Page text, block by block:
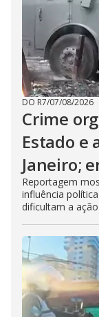
DO R7/07/08/2026
Crime
Estado e
Janeiro;
Reportagem
influência
dificultam a